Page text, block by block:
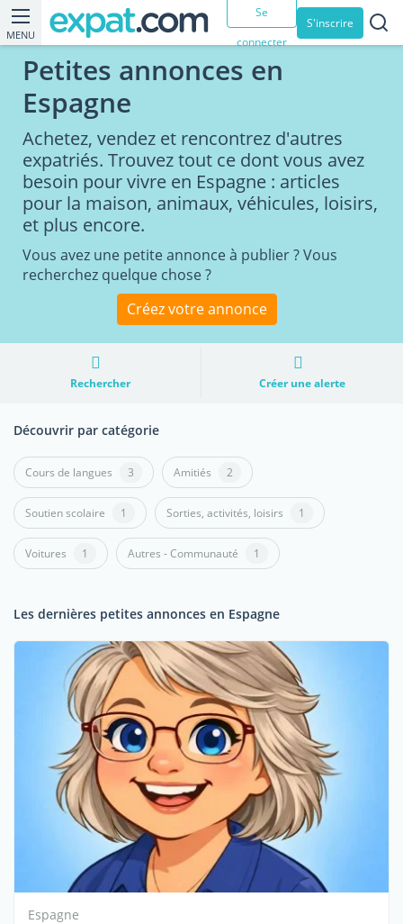
MENU
Se
connecter
S'inscrire
Petites annonces en
Espagne
Achetez, vendez et rencontrez d'autres
expatriés. Trouvez tout ce dont vous avez
besoin pour vivre en Espagne : articles
pour la maison, animaux, véhicules, loisirs,
et plus encore.
Vous avez une petite annonce à publier ? Vous
recherchez quelque chose ?
Créez votre annonce
Rechercher Créer une alerte
Découvrir par catégorie
Cours de langues 3 Amitiés 2
Soutien scolaire 1 Sorties, activités, loisirs 1
Voitures 1 Autres - Communauté 1
Les dernières petites annonces en Espagne
Espagne